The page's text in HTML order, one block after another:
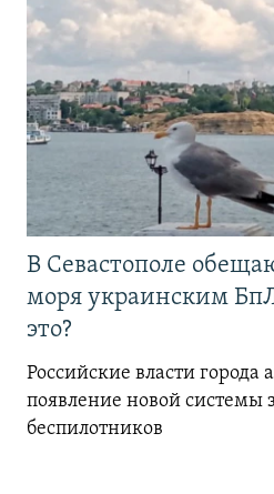
В Севастополе
моря украинским
это?
Российские власти города
появление новой системы
беспилотников